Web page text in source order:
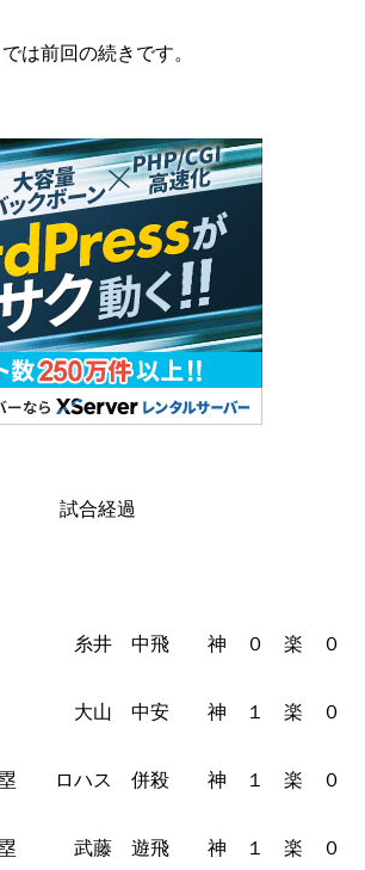
では前回の続きです。
試合経過
塁 糸井 中飛 神 ０ 楽 ０
塁 大山 中安 神 １ 楽 ０
２塁 ロハス 併殺 神 １ 楽 ０
２塁 武藤 遊飛 神 １ 楽 ０